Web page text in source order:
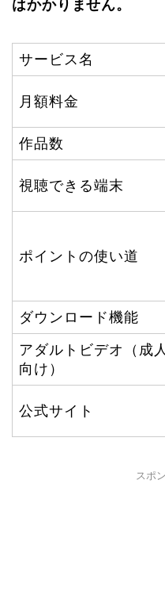
はかかりません。
サービス名
月額料金
作品数
視聴できる端末
ポイントの使い道
ダウンロード機能
アダルトビデオ（成人
向け）
公式サイト
スポ